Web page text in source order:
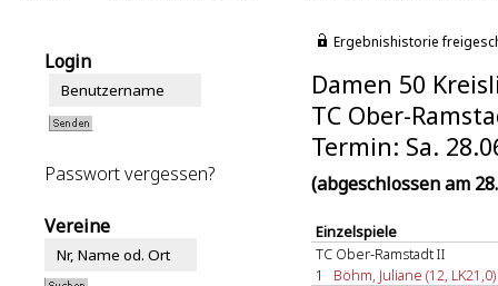
Login
Passwort vergessen?
Vereine
Ergebnishistorie
Damen 50
TC Ober-
Termin: Sa.
(abgeschlossen am
Einzelspiele
TC Ober-Ramstadt II
1
Böhm, Juliane (12, LK21,0)